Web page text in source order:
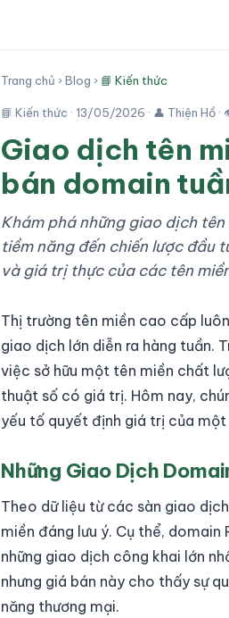
Trang chủ ›Blog › 📘 Kiến thức
📘 Kiến thức · 13/05/2026 · 👤 Thiện Hồ
Giao dịch tên
bán domain
Khám phá những giao dịch
tiềm năng đến chiến lược đầu
và giá trị thực của các tên
Thị trường tên miền cao cấp
giao dịch lớn diễn ra hàng tuần.
việc sở hữu một tên miền chất
thuật số có giá trị. Hôm nay,
yếu tố quyết định giá trị của
Những Giao Dịch
Theo dữ liệu từ các sàn giao
miền đáng lưu ý. Cụ thể,
những giao dịch công khai lớn
nhưng giá bán này cho thấy sự
năng thương mại.